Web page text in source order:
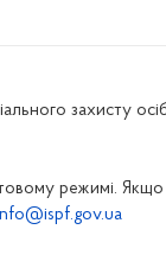
захисту осіб
режимі. Якщо